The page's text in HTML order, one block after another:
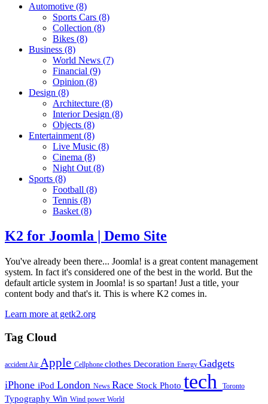
Automotive (8)
Sports Cars (8)
Collection (8)
Bikes (8)
Business (8)
World News (7)
Financial (9)
Opinion (8)
Design (8)
Architecture (8)
Interior Design (8)
Objects (8)
Entertainment (8)
Live Music (8)
Cinema (8)
Night Out (8)
Sports (8)
Football (8)
Tennis (8)
Basket (8)
K2 for Joomla | Demo Site
You've already been there... Joomla! is a great content management
system. In fact it's considered one of the best in the world. But the
default article system in Joomla! is so spartan! Just a title, your
content body and that's it. This is where K2 comes in.
Learn more at getk2.org
Tag Cloud
accident Air Apple Cellphone clothes Decoration Energy Gadgets
iPhone iPod London News Race Stock Photo tech Toronto
Typography Win Wind power World